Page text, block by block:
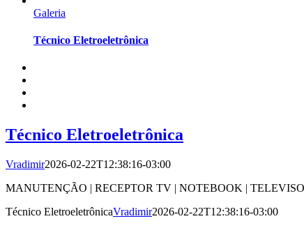
Galeria
Técnico Eletroeletrônica
Técnico Eletroeletrônica
Vradimir2026-02-22T12:38:16-03:00
MANUTENÇÃO | RECEPTOR TV | NOTEBOOK |
Técnico EletroeletrônicaVradimir2026-02-22T12:38:16-03:00